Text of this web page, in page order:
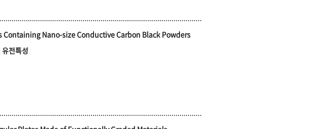
Nano-size Conductive Carbon Black Powders
전특성